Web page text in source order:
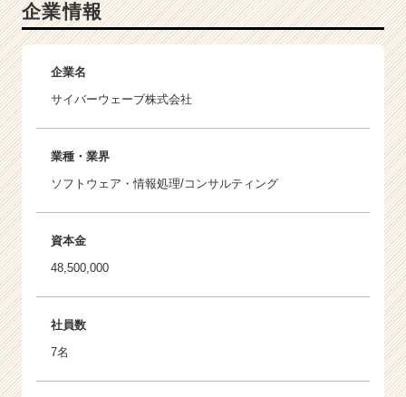
企業情報
企業名
サイバーウェーブ株式会社
業種・業界
ソフトウェア・情報処理/コンサルティング
資本金
48,500,000
社員数
7名